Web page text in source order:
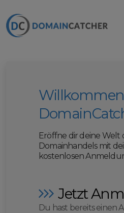
Eröffne dir deine Welt
Domainhandels mit
kostenlosen
Jetzt
Du hast bereits einen